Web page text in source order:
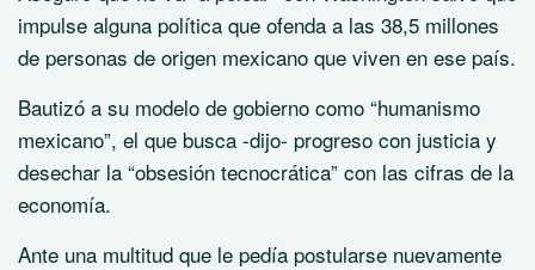
impulse alguna política que ofenda a las 38,5 millones
de personas de origen mexicano que viven en ese país.
Bautizó a su modelo de gobierno como “humanismo
mexicano”, el que busca -dijo- progreso con justicia y
desechar la “obsesión tecnocrática” con las cifras de la
economía.
Ante una multitud que le pedía postularse nuevamente